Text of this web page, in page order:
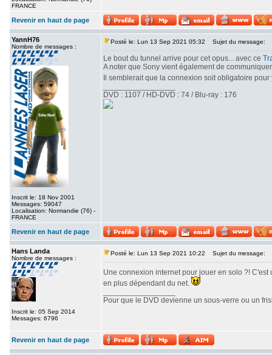
FRANCE
Revenir en haut de page
YannH76
Nombre de messages :
Inscrit le: 18 Nov 2001
Messages: 59047
Localisation: Normandie (76) -
FRANCE
Posté le: Lun 13 Sep 2021 05:32 Sujet du message:
Le bout du tunnel arrive pour cet opus... avec ce
A noter que Sony vient également de
Il semblerait que la connexion soit obligatoire
DVD : 1107 / HD-DVD : 74 / Blu-ray : 176
Revenir en haut de page
Hans Landa
Nombre de messages :
Inscrit le: 05 Sep 2014
Messages: 6796
Posté le: Lun 13 Sep 2021 10:22 Sujet du message:
Une connexion internet pour jouer en solo ?!
en plus dépendant du net.
Pour que le DVD devienne un sous-verre ou un
Revenir en haut de page